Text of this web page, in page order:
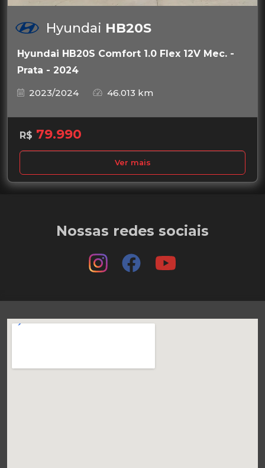
Hyundai HB20S
Hyundai HB20S Comfort 1.0 Flex 12V Mec. -
Prata - 2024
2023/2024
46.013 km
R$ 79.990
Ver mais
Nossas redes sociais